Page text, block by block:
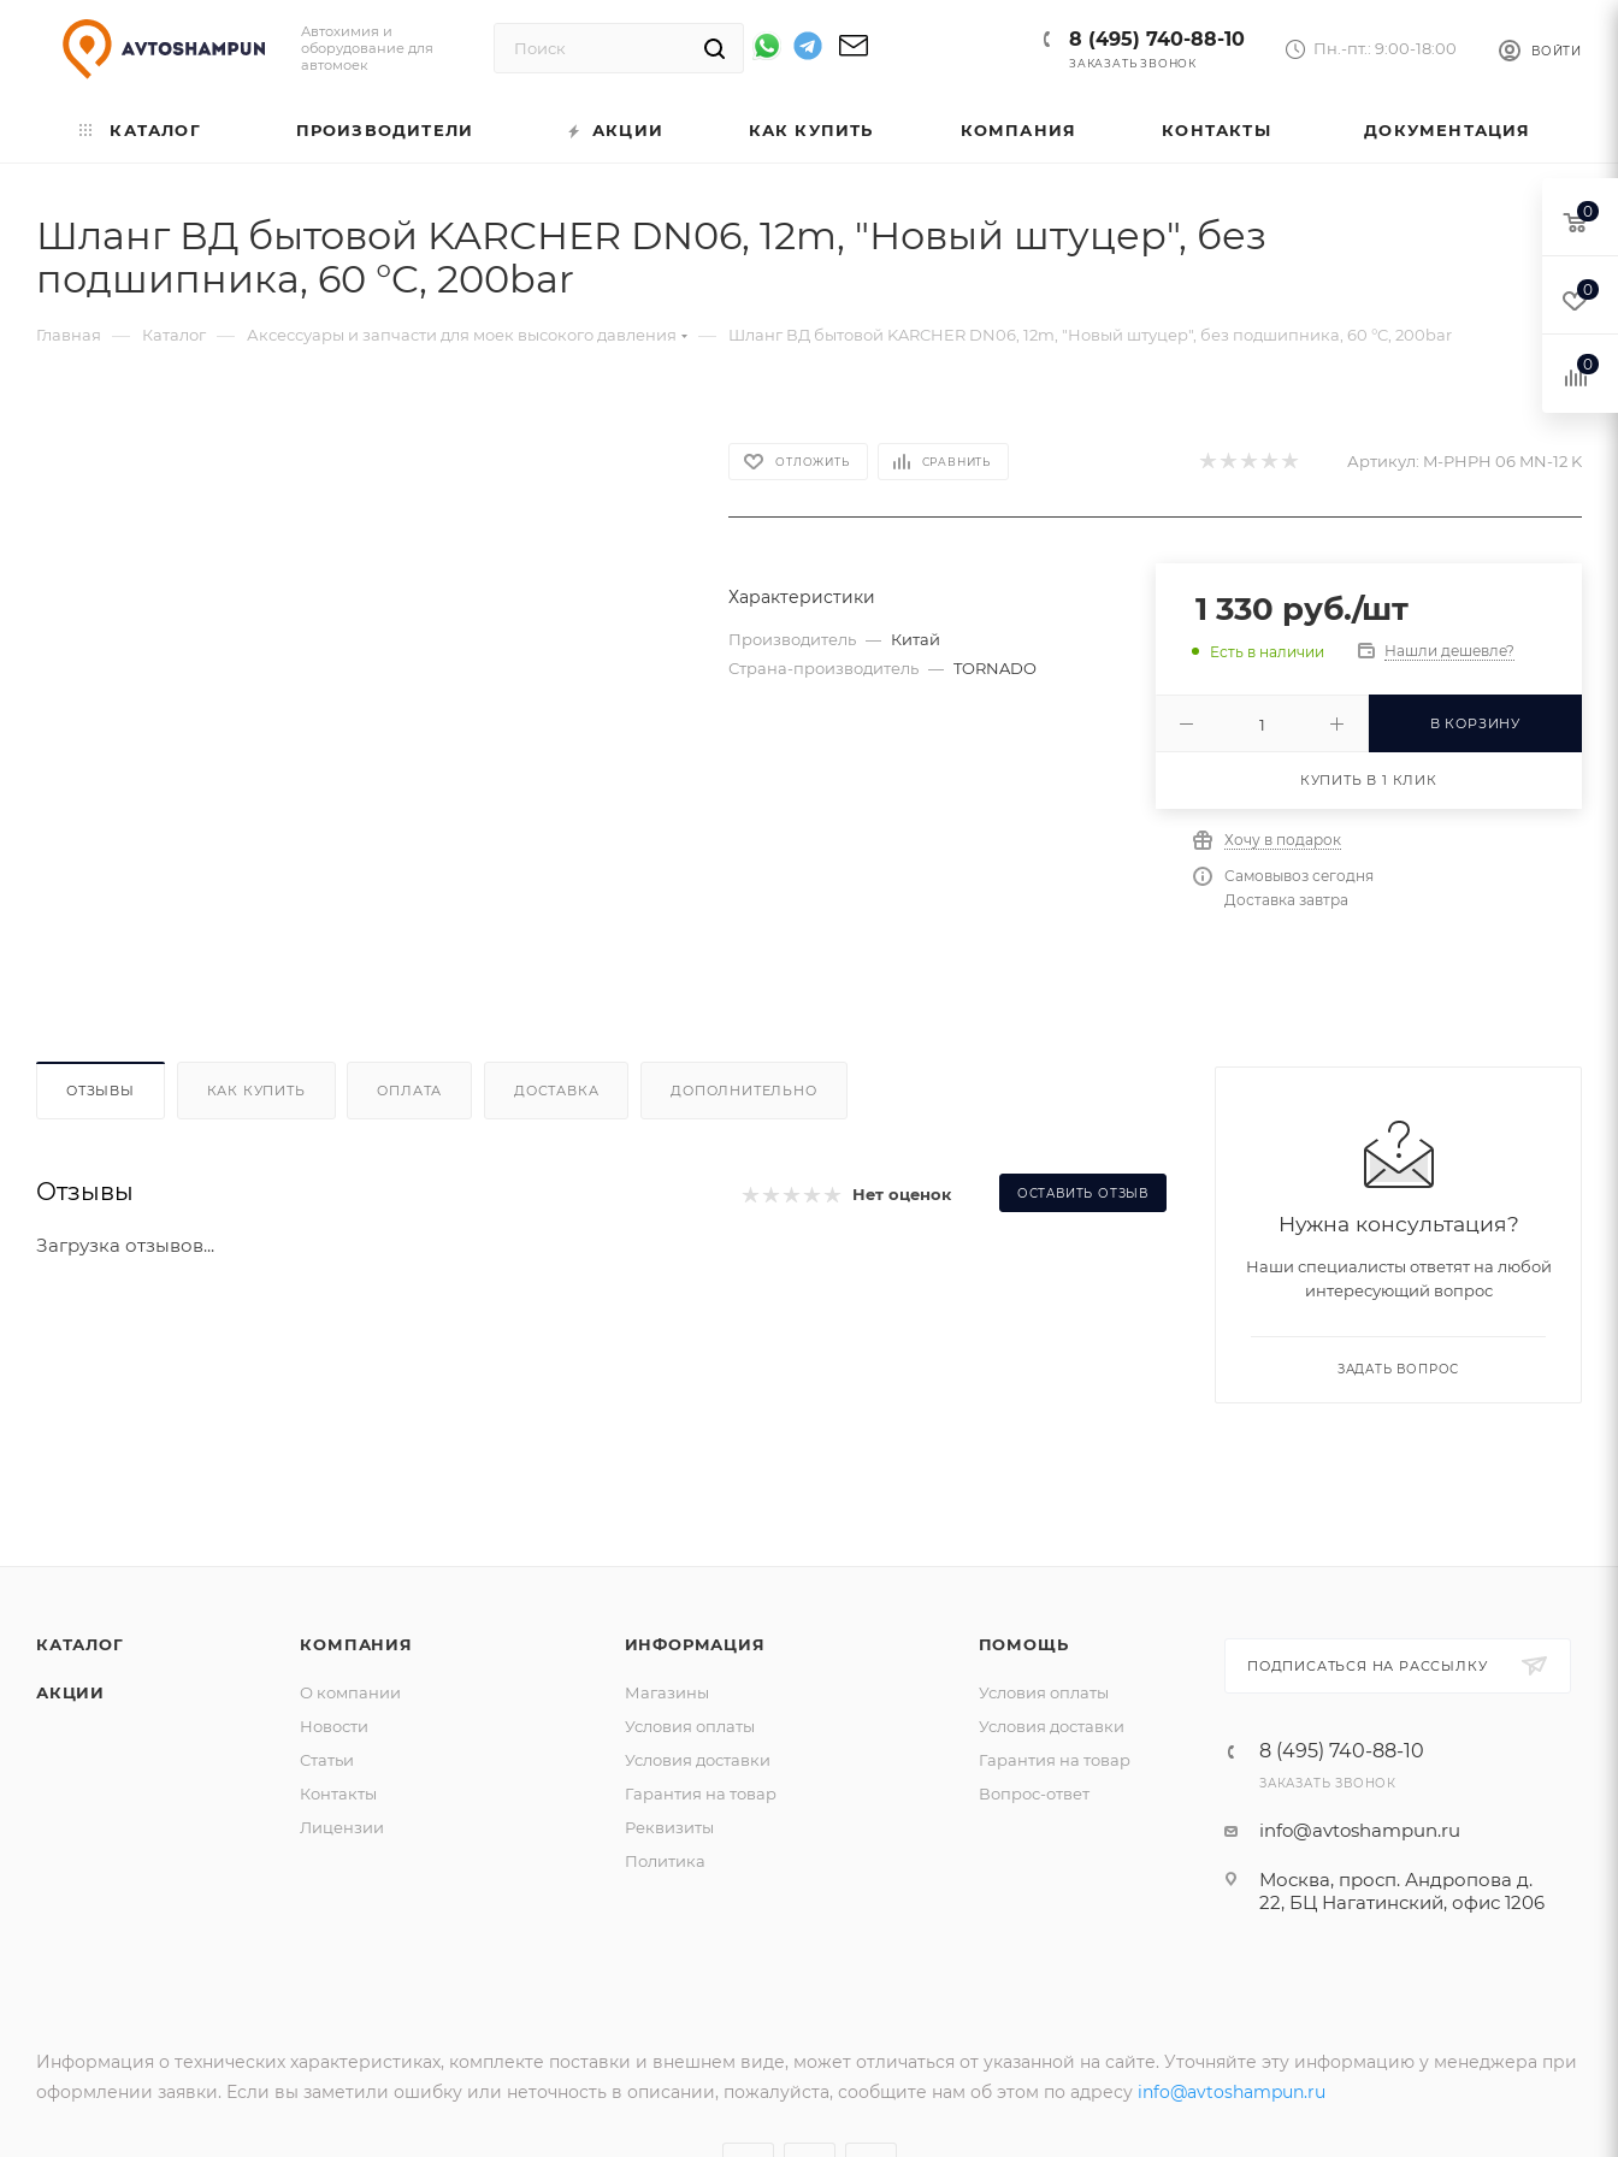
Автохимия и
оборудование для
автомоек
ВОЙТИ
8 (495) 740-88-10
ЗАКАЗАТЬ ЗВОНОК
Пн.-пт.: 9:00-18:00
КАТАЛОГ ПРОИЗВОДИТЕЛИ АКЦИИ КАК КУПИТЬ КОМПАНИЯ КОНТАКТЫ ДОКУМЕНТАЦИЯ
Шланг ВД бытовой KARCHER DN06, 12m, "Новый штуцер", без
подшипника, 60 °C, 200bar
Главная — Каталог — Аксессуары и запчасти для моек высокого давления — Шланг ВД бытовой KARCHER DN06, 12m, "Новый штуцер", без подшипника, 60 °C, 200bar
ОТЛОЖИТЬ СРАВНИТЬ Артикул: M-PHPH 06 MN-12 K
Характеристики
Производитель — Китай
Страна-производитель — TORNADO
1 330 руб./шт
Есть в наличии Нашли дешевле?
В КОРЗИНУ
КУПИТЬ В 1 КЛИК
Хочу в подарок
Самовывоз сегодня
Доставка завтра
ОТЗЫВЫ КАК КУПИТЬ ОПЛАТА ДОСТАВКА ДОПОЛНИТЕЛЬНО
Отзывы Нет оценок ОСТАВИТЬ ОТЗЫВ
Загрузка отзывов...
Нужна консультация?
Наши специалисты ответят на любой
интересующий вопрос
ЗАДАТЬ ВОПРОС
КАТАЛОГ
АКЦИИ
КОМПАНИЯ
О компании
Новости
Статьи
Контакты
Лицензии
ИНФОРМАЦИЯ
Магазины
Условия оплаты
Условия доставки
Гарантия на товар
Реквизиты
Политика
ПОМОЩЬ
Условия оплаты
Условия доставки
Гарантия на товар
Вопрос-ответ
ПОДПИСАТЬСЯ НА РАССЫЛКУ
8 (495) 740-88-10
ЗАКАЗАТЬ ЗВОНОК
info@avtoshampun.ru
Москва, просп. Андропова д.
22, БЦ Нагатинский, офис 1206
Информация о технических характеристиках, комплекте поставки и внешнем виде, может отличаться от указанной на сайте. Уточняйте эту информацию у менеджера при
оформлении заявки. Если вы заметили ошибку или неточность в описании, пожалуйста, сообщите нам об этом по адресу info@avtoshampun.ru
0
0
0